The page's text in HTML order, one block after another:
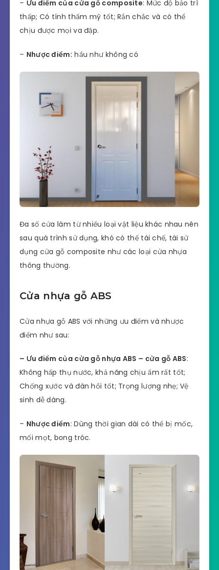
– Ưu điểm của cửa gỗ composite: Mức độ bảo trì
thấp; Có tính thẩm mỹ tốt; Rắn chắc và có thể
chịu được mọi va đập.
– Nhược điểm: hầu như không có
Đa số cửa làm từ nhiều loại vật liệu khác nhau nên
sau quá trình sử dụng, khó có thể tái chế, tái sử
dụng cửa gỗ composite như các loại cửa nhựa
thông thường.
Cửa nhựa gỗ ABS
Cửa nhựa gỗ ABS với những ưu điểm và nhược
điểm như sau:
– Ưu điểm của cửa gỗ nhựa ABS – cửa gỗ ABS:
Không hấp thụ nước, khả năng chịu ẩm rất tốt;
Chống xước và đàn hồi tốt; Trọng lượng nhẹ; Vệ
sinh dễ dàng.
– Nhược điểm: Dùng thời gian dài có thể bị mốc,
mối mọt, bong tróc.